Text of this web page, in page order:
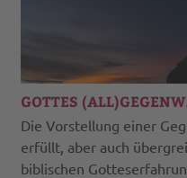
GOTTES
Die Vorstellung einer
erfüllt, aber auch
biblischen